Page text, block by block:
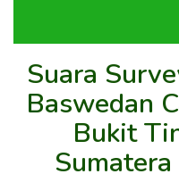
Suara
Baswedan
Bukit